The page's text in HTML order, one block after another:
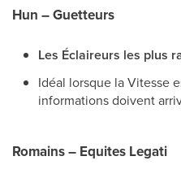
Hun – Guetteurs
Les Éclaireurs les plus
Idéal lorsque la Vitesse
informations doivent
Romains – Equites Legati